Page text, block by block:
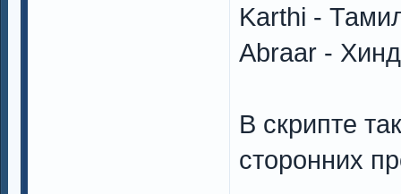
Karthi -
Abraar -
В скрипте
сторонних